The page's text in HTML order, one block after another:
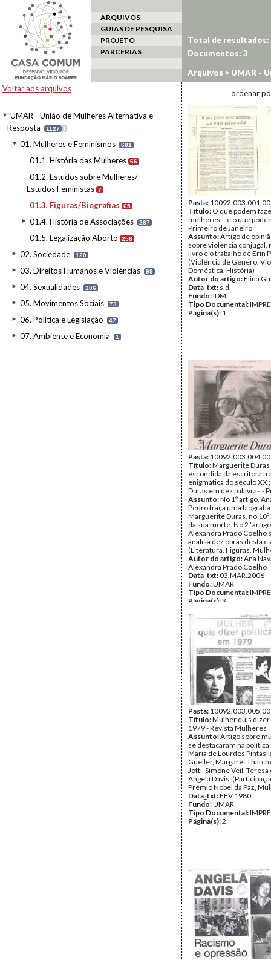
ARQUIVOS
GUIAS DE PESQUISA
PROJETO
PARCERIAS
Voltar aos arquivos
UMAR - União de Mulheres Alternativa e
Resposta
1127 I
01. Mulheres e Feminismos 681
01.1. História das Mulheres 66
01.2. Estudos sobre Mulheres/
Estudos Feministas 7
01.3. Figuras/Biografias 65
01.4. História de Associações 287
01.5. Legalização Aborto 256
02. Sociedade 120
03. Direitos Humanos e Violências 99
04. Sexualidades 106
05. Movimentos Sociais 73
06. Política e Legislação 47
07. Ambiente e Economia 1
Total de resultados:
Documentos: 3
Arquivos > UMAR -
Figuras/Biografias
ordenar
Pasta:
Título: O que podem
mulheres... e o que
Primeiro de Janeiro
Assunto:Artigo de
sobre violência conjugal,
livro e o trabalho de Erin
(Violência de Género,
Doméstica, História)
Autor do artigo:Elina
Data_txt: s.d.
Fundo:IDM
Tipo Documental:
Página(s): 1
Pasta:
Título:Marguerite Duras
escondida da escritora
enigmática do século XX
Duras em dez palavras -
Assunto:No 1º artigo,
Pedro traça uma
Marguerite Duras, no
da sua morte. No 2º
Alexandra Prado Coelho
analisa dez obras desta
(Literatura, Figuras,
Autor do artigo:Ana
Alexandra Prado Coelho
Data_txt:03.MAR.2006
Fundo:UMAR
Tipo Documental:
Página(s):3
Pasta:
Título:Mulher quis dizer
1979 - Revista Mulheres
Assunto:Artigo sobre
se destacaram na
Maria de Lourdes
Gueiler, Margaret
Jotti, Simone Veil, Teresa
Angela Davis.
Prémio Nobel da Paz,
Data_txt:FEV.1980
Fundo:UMAR
Tipo Documental:
Página(s):2